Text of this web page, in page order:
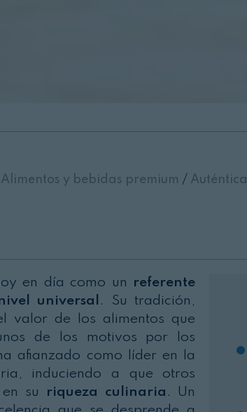
Alimentos y bebidas premium / Auténtica
en día como un referente
universal . Su tradición,
valor de los alimentos que
de los motivos por los
afianzado como líder en la
induciendo a que otros
su
riqueza culinaria . Un